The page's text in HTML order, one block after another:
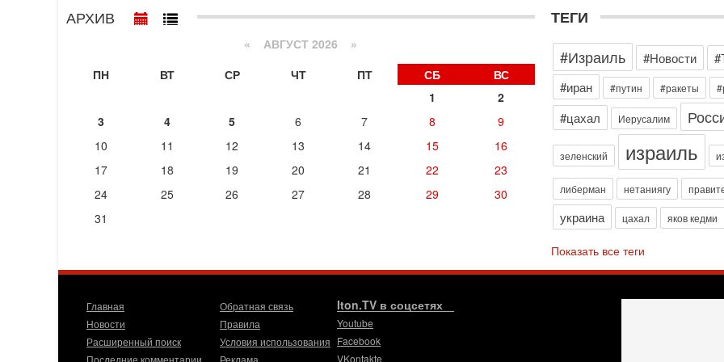
В
В
АРХИВ
« АВГУСТ 2026 »
ПН
ВТ СР ЧТ ПТ СБ
ВС
1
2
3
4 5 6 7 8
9
10
11 12 13 14 15
16
17
18 19 20 21 22
23
24
25 26 27 28 29
30
31
ТЕГИ
#Израиль
#Новости
#иран
#путин #ракеты
#цахал Иерусалим
зеленский израиль
либерман нетаниягу
украина цахал яков кедми
Показать все теги
Главная
Новости
Расширенный поиск
Последние комментарии
Обратная связь
Правила
Условия использования
Реклама
Iton.TV в соцсетях
Youtube
Facebook
VKontakte